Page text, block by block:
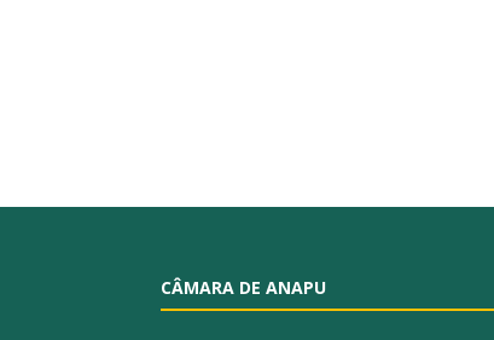
CÂMARA DE ANAPU